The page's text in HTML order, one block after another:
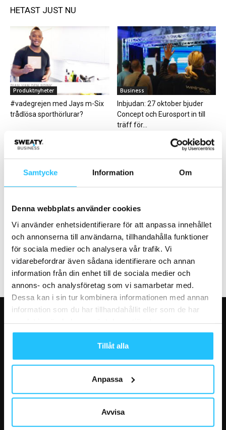
Samtycke Information Om
Denna webbplats använder cookies
Vi använder enhetsidentifierare för att anpassa innehållet
och annonserna till användarna, tillhandahålla funktioner
för sociala medier och analysera vår trafik. Vi
vidarebefordrar även sådana identifierare och annan
information från din enhet till de sociala medier och
annons- och analysföretag som vi samarbetar med.
Dessa kan i sin tur kombinera informationen med annan
information som du har tillhandahållit eller som de har
Tillåt alla
Anpassa
Avvisa
HETAST JUST NU
Produktnyheter
#vadegrejen med Jays m-Six
trådlösa sporthörlurar?
Business
Inbjudan: 27 oktober bjuder
Concept och Eurosport in till
träff för...
Business
Drivkraft Solna först ut
Business
Fitness Forum (EHFF) 2023 är
öppen
VÅRA FAVORITER
Nike satsar på hybridträning när Hyrox formar
2026-08-07
AI kommer aldrig kunna ersätta en frukost